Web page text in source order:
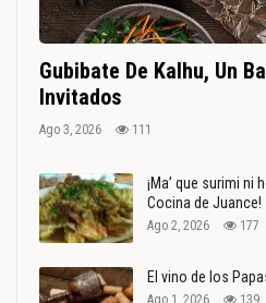
Gubibate De Kalhu, Un
Invitados
Ago 3, 2026 111
¡Ma’ que surimi
Cocina de Juance!
Ago 2, 2026 177
El vino de los
Ago 1, 2026 139